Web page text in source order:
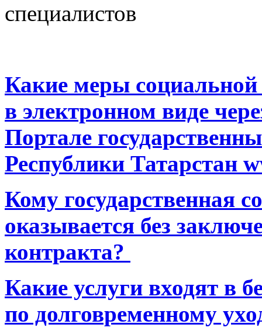
специалистов
Какие меры
в электронном виде
Портале
Республики Татарстан
Кому государственная
оказывается без
контракта?
Какие услуги входят в
по долговременному